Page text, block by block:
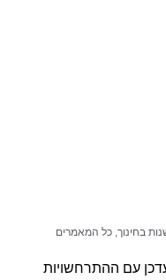
בחינוך כל המאמרים
עם ההתרחשויות